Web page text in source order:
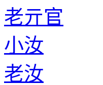
老亓官
小汝
老汝